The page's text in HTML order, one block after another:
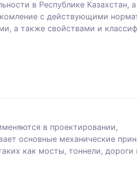
в Республике Казахстан,
с действующими
а также свойствами и
в проектировании,
основные механические
как мосты, тоннели, дороги